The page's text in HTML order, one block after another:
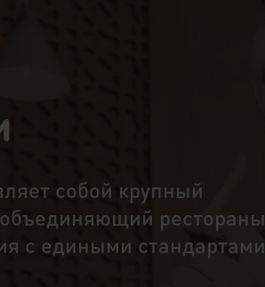
собой крупный
рестораны
с едиными стандартами